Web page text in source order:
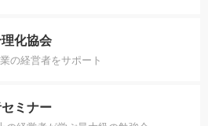
化協会
の経営者をサポート
ミナー